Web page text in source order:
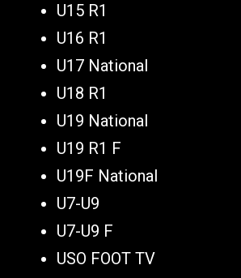
U15 R1
U16 R1
U17 National
U18 R1
U19 National
U19 R1 F
U19F National
U7-U9
U7-U9 F
USO FOOT TV